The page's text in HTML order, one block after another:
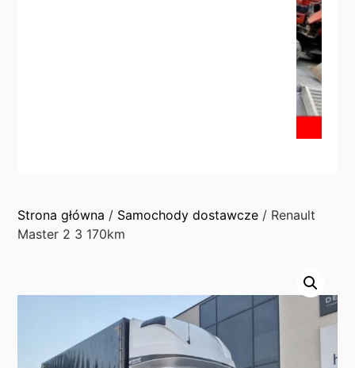
Strona główna / Samochody dostawcze / Renault
Master 2 3 170km